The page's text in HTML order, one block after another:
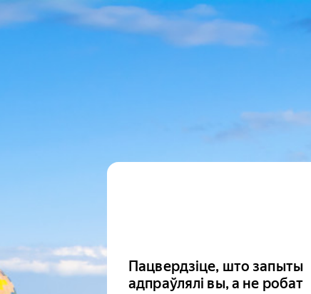
Пацвердзіце, што запыты
адпраўлялі вы, а не робат